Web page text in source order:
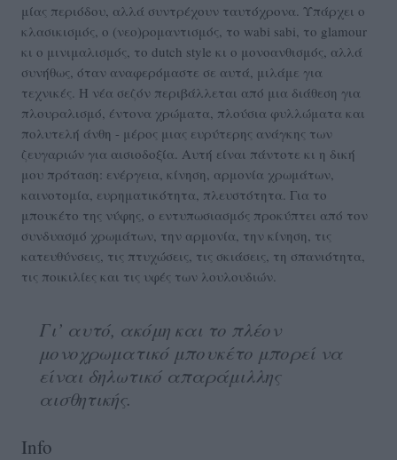
μίας περιόδου, αλλά συντρέχουν ταυτόχρονα. Υπάρχει ο
κλασικισμός, ο (νεο)ρομαντισμός, το wabi sabi, το glamour
κι ο μινιμαλισμός, το dutch style κι ο μονοανθισμός, αλλά
συνήθως, όταν αναφερόμαστε σε αυτά, μιλάμε για
τεχνικές. Η νέα σεζόν περιβάλλεται από μια διάθεση για
πλουραλισμό, έντονα χρώματα, πλούσια φυλλώματα και
πολυτελή άνθη - μέρος μιας ευρύτερης ανάγκης των
ζευγαριών για αισιοδοξία. Αυτή είναι πάντοτε κι η δική
μου πρόταση: ενέργεια, κίνηση, αρμονία χρωμάτων,
καινοτομία, ευρηματικότητα, πλευστότητα. Για το
μπουκέτο της νύφης, ο εντυπωσιασμός προκύπτει από τον
συνδυασμό χρωμάτων, την αρμονία, την κίνηση, τις
κατευθύνσεις, τις πτυχώσεις, τις σκιάσεις, τη σπανιότητα,
τις ποικιλίες και τις υφές των λουλουδιών.
Γι’ αυτό, ακόμη και το πλέον
μονοχρωματικό μπουκέτο μπορεί να
είναι δηλωτικό απαράμιλλης
αισθητικής.
Info